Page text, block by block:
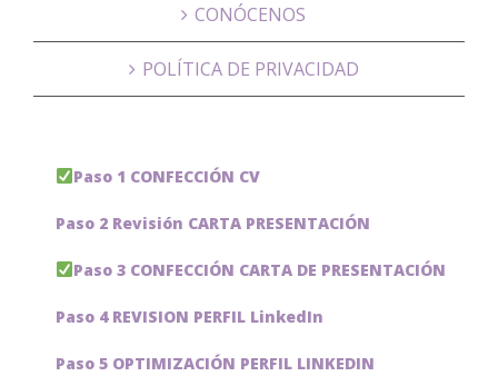
CONÓCENOS
POLÍTICA DE PRIVACIDAD
Paso 1 CONFECCIÓN CV
Paso 2 Revisión CARTA PRESENTACIÓN
Paso 3 CONFECCIÓN CARTA DE PRESENTACIÓN
Paso 4 REVISION PERFIL LinkedIn
Paso 5 OPTIMIZACIÓN PERFIL LINKEDIN